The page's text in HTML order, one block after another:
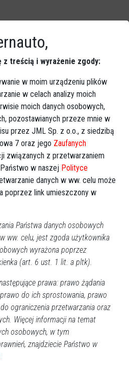
nowe wiadomości
źródeł w Google News.
w Google News
REKLAMA
, Rakija
z treścią i wyrażenie zgody:
w moim urządzeniu plików
w celach analizy moich
moich danych osobowych,
pozostawianych przeze mnie w
przez JML Sp. z o.o., z siedzibą
7 oraz jego Zaufanych
związanych z przetwarzaniem
w naszej Polityce
danych w ww. celu może
poprzez link umieszczony w
Państwa danych osobowych
ww. celu, jest zgoda użytkownika
wyrażona poprzez
(art. 6 ust. 1 lit. a pltk).
prawa: prawo żądania
do ich sprostowania, prawo
ograniczenia przetwarzania oraz
Więcej informacji na temat
osobowych, w tym
znajdziecie Państwo w